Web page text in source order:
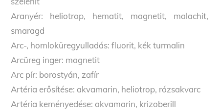
Aranyér: heliotrop, hematit, magnetit, malachit,
smaragd
Arc-, homloküregyulladás: fluorit, kék turmalin
Arcüreg inger: magnetit
Arc pír: borostyán, zafír
Artéria erősítése: akvamarin, heliotrop, rózsakvarc
Artéria keményedése: akvamarin, krizoberill